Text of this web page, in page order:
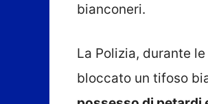
bianconeri.
La Polizia, durante
bloccato un tifoso